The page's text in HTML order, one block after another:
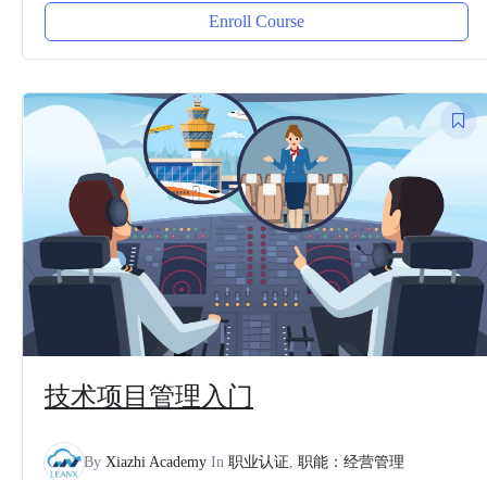
Enroll Course
技术项目管理入门
By Xiazhi Academy In 职业认证 职能：经营管理